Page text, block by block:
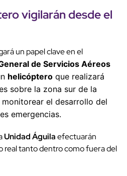
vigilarán desde el
un papel clave en el
de Servicios Aéreos
helicóptero que realizará
sobre la zona sur de la
monitorear el desarrollo del
emergencias.
Unidad Águilaefectuarán
real tanto dentro como fuera del